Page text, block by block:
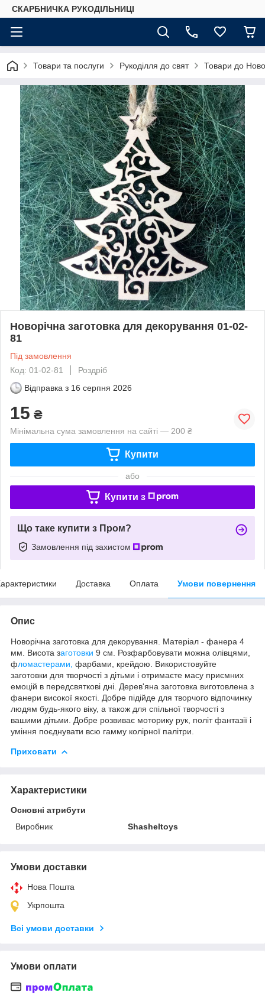
СКАРБНИЧКА РУКОДІЛЬНИЦІ
Товари та послуги Рукоділля до свят Товари до
Новорічна заготовка для декорування 01-02-
81
Під замовлення
Код: 01-02-81
Роздріб
Відправка з 16 серпня 2026
15 ₴
Мінімальна сума замовлення на сайті — 200 ₴
Купити
або
Купити з
Що таке купити з Пром?
Замовлення під захистом
Доставка Оплата Умови повернення
Опис
Новорічна заготовка для декорування. Матеріал - фанера 4
мм. Висота заготовки 9 см. Розфарбовувати можна олівцями,
фломастерами, фарбами, крейдою. Використовуйте
заготовки для творчості з дітьми і отримаєте масу приємних
емоцій в передсвяткові дні. Дерев'яна заготовка виготовлена з
фанери високої якості. Добре підійде для творчого відпочинку
людям будь-якого віку, а також для спільної творчості з
вaшими дітьми. Добре розвиває моторику рук, політ фантазії і
уміння поєднувати всю гамму колірної палітри.
Приховати
Характеристики
Основні атрибути
Виробник
Shasheltoys
Умови доставки
Нова Пошта
Укрпошта
Всі умови доставки
Умови оплати